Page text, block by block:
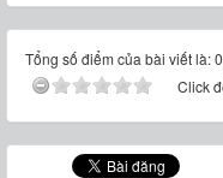
Tổng số điểm của bài viết là:
Click